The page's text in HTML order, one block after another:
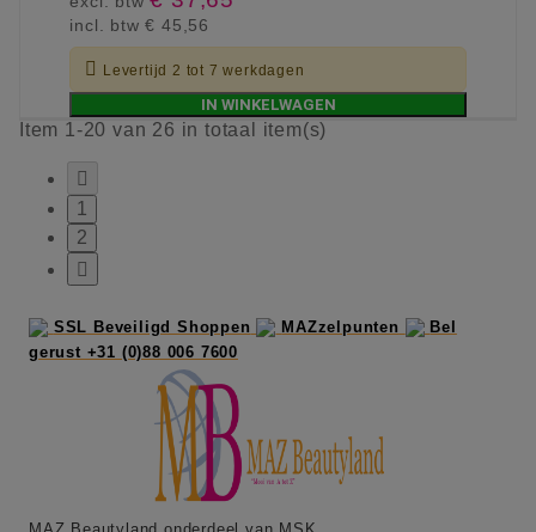
incl. btw€ 45,56
 Levertijd 2 tot 7 werkdagen
IN WINKELWAGEN
Item 1-20 van 26 in totaal item(s)

1
2

SSL Beveiligd Shoppen MAZzelpunten
Bel
gerust +31 (0)88 006 7600